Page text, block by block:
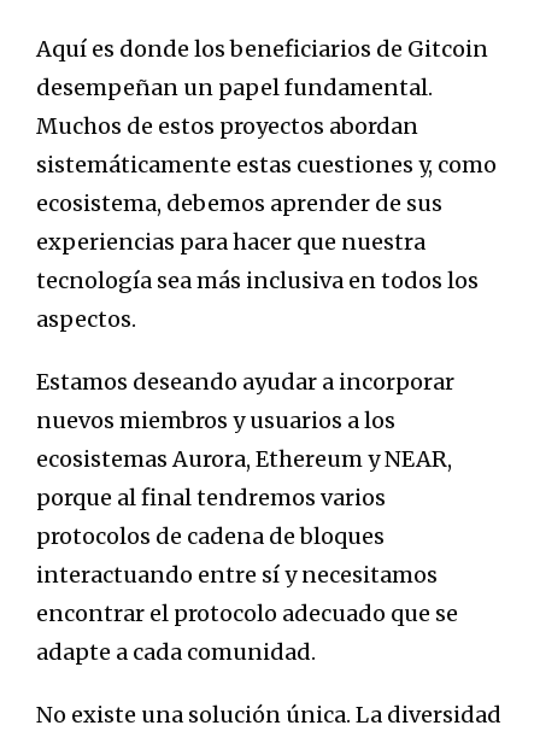
Aquí es donde los beneficiarios de Gitcoin
desempeñan un papel fundamental.
Muchos de estos proyectos abordan
sistemáticamente estas cuestiones y, como
ecosistema, debemos aprender de sus
experiencias para hacer que nuestra
tecnología sea más inclusiva en todos los
aspectos.
Estamos deseando ayudar a incorporar
nuevos miembros y usuarios a los
ecosistemas Aurora, Ethereum y NEAR,
porque al final tendremos varios
protocolos de cadena de bloques
interactuando entre sí y necesitamos
encontrar el protocolo adecuado que se
adapte a cada comunidad.
No existe una solución única. La diversidad